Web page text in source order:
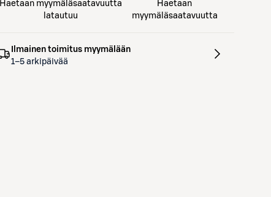
Haetaan myymäläsaatavuutta
latautuu
Haetaan
myymäläsaatavuutta
Ilmainen toimitus myymälään
1–5 arkipäivää